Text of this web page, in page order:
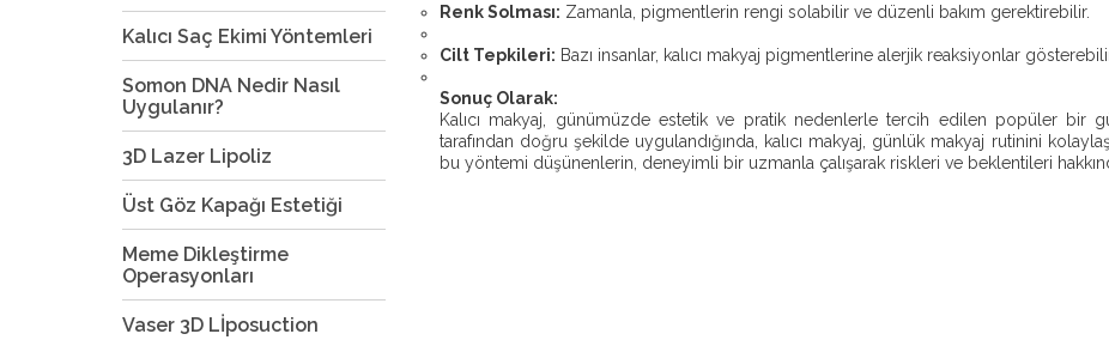
Renk Solması: Zamanla, pigmentlerin rengi solabilir ve düzenli bakım gerektirebilir.
Cilt Tepkileri: Bazı insanlar, kalıcı makyaj pigmentlerine alerjik reaksiyonlar
Sonuç Olarak:
Kalıcı makyaj, günümüzde estetik ve pratik nedenlerle tercih edilen popüler bir
tarafından doğru şekilde uygulandığında, kalıcı makyaj, günlük makyaj rutinini
bu yöntemi düşünenlerin, deneyimli bir uzmanla çalışarak riskleri ve beklentileri
Kalıcı Saç Ekimi Yöntemleri
Somon DNA Nedir Nasıl
Uygulanır?
3D Lazer Lipoliz
Üst Göz Kapağı Estetiği
Meme Dikleştirme
Operasyonları
Vaser 3D Lİposuction